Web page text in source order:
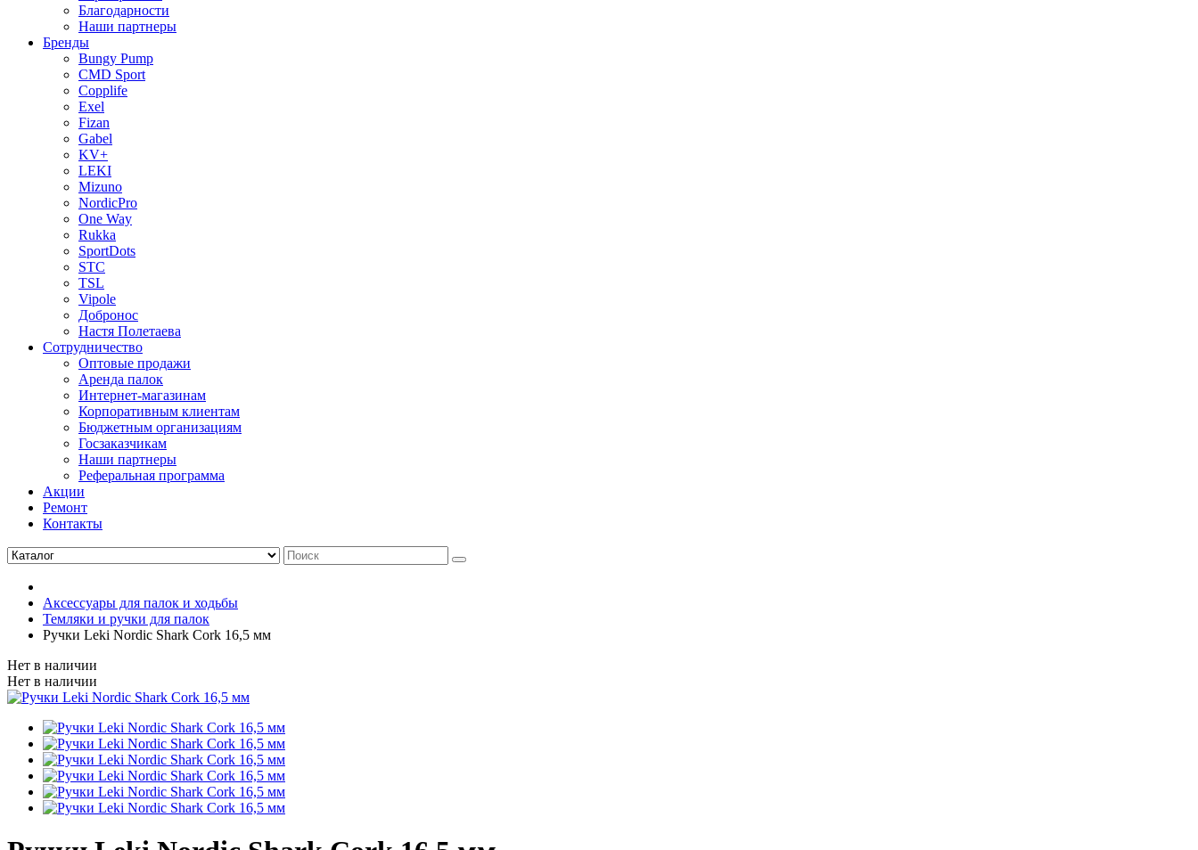
Благодарности
Наши партнеры
Бренды
Bungy Pump
CMD Sport
Copplife
Exel
Fizan
Gabel
KV+
LEKI
Mizuno
NordicPro
One Way
Rukka
SportDots
STC
TSL
Vipole
Добронос
Настя Полетаева
Сотрудничество
Оптовые продажи
Аренда палок
Интернет-магазинам
Корпоративным клиентам
Бюджетным организациям
Госзаказчикам
Наши партнеры
Реферальная программа
Акции
Ремонт
Контакты
Аксессуары для палок и ходьбы
Темляки и ручки для палок
Ручки Leki Nordic Shark Cork 16,5 мм
Нет в наличии
Нет в наличии